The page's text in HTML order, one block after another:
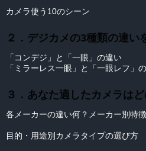
カメラ使う10のシーン
２．デジカメの3種類の違い
「コンデジ」と「一眼」の違い
「ミラーレス一眼」と「一眼レフ」
３．あなた適したカメラは
各メーカーの違い何？メーカー別特
目的・用途別カメラタイプの選び方